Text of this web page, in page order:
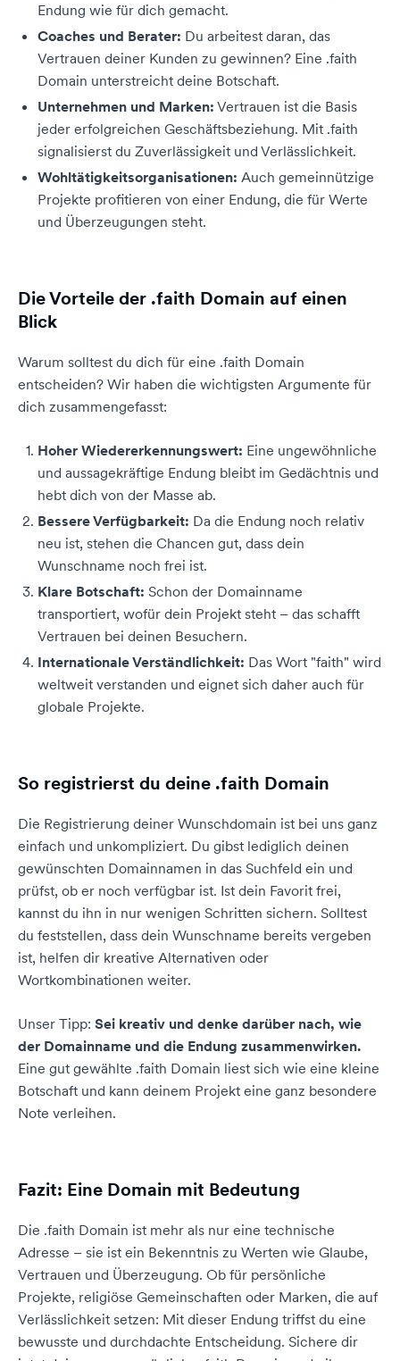
Endung wie für dich gemacht.
Coaches und Berater: Du arbeitest daran, das
Vertrauen deiner Kunden zu gewinnen? Eine .faith
Domain unterstreicht deine Botschaft.
Unternehmen und Marken: Vertrauen ist die Basis
jeder erfolgreichen Geschäftsbeziehung. Mit .faith
signalisierst du Zuverlässigkeit und Verlässlichkeit.
Wohltätigkeitsorganisationen: Auch gemeinnützige
Projekte profitieren von einer Endung, die für Werte
und Überzeugungen steht.
Die Vorteile der .faith Domain auf einen
Blick
Warum solltest du dich für eine .faith Domain
entscheiden? Wir haben die wichtigsten Argumente für
dich zusammengefasst:
Hoher Wiedererkennungswert: Eine ungewöhnliche
und aussagekräftige Endung bleibt im Gedächtnis und
hebt dich von der Masse ab.
Bessere Verfügbarkeit: Da die Endung noch relativ
neu ist, stehen die Chancen gut, dass dein
Wunschname noch frei ist.
Klare Botschaft: Schon der Domainname
transportiert, wofür dein Projekt steht – das schafft
Vertrauen bei deinen Besuchern.
Internationale Verständlichkeit: Das Wort "faith" wird
weltweit verstanden und eignet sich daher auch für
globale Projekte.
So registrierst du deine .faith Domain
Die Registrierung deiner Wunschdomain ist bei uns ganz
einfach und unkompliziert. Du gibst lediglich deinen
gewünschten Domainnamen in das Suchfeld ein und
prüfst, ob er noch verfügbar ist. Ist dein Favorit frei,
kannst du ihn in nur wenigen Schritten sichern. Solltest
du feststellen, dass dein Wunschname bereits vergeben
ist, helfen dir kreative Alternativen oder
Wortkombinationen weiter.
Unser Tipp: Sei kreativ und denke darüber nach, wie
der Domainname und die Endung zusammenwirken.
Eine gut gewählte .faith Domain liest sich wie eine kleine
Botschaft und kann deinem Projekt eine ganz besondere
Note verleihen.
Fazit: Eine Domain mit Bedeutung
Die .faith Domain ist mehr als nur eine technische
Adresse – sie ist ein Bekenntnis zu Werten wie Glaube,
Vertrauen und Überzeugung. Ob für persönliche
Projekte, religiöse Gemeinschaften oder Marken, die auf
Verlässlichkeit setzen: Mit dieser Endung triffst du eine
bewusste und durchdachte Entscheidung. Sichere dir